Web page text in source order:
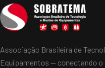
Associação Brasileira de
Equipamentos — conectando